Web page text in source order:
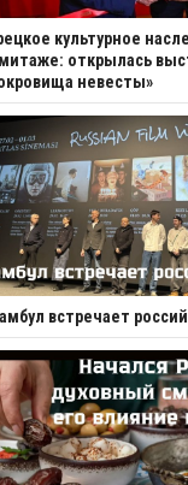
культурное
открылась
невесты»
встречает